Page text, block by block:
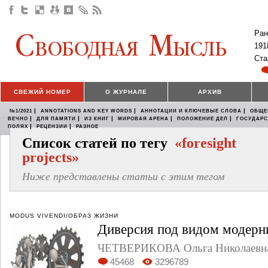
СВЕЖИЙ НОМЕР О ЖУРНАЛЕ АРХИВ
№1/2021 | ANNOTATIONS AND KEY WORDS | АННОТАЦИИ И КЛЮЧЕВЫЕ СЛОВА |
ВЕЧНО | ДЛЯ ПАМЯТИ | ИЗ КНИГ | МИРОВАЯ АРЕНА | ПОЛОЖЕНИЕ ДЕЛ |
ПОЛЯХ | РЕЦЕНЗИИ | РАЗНОЕ
Список статей по тегу «foresight
projects»
Ниже представлены статьи с этим тегом
MODUS VIVENDI/ОБРАЗ ЖИЗНИ
Диверсия под видом
ЧЕТВЕРИКОВА Ольга
45468 3296789